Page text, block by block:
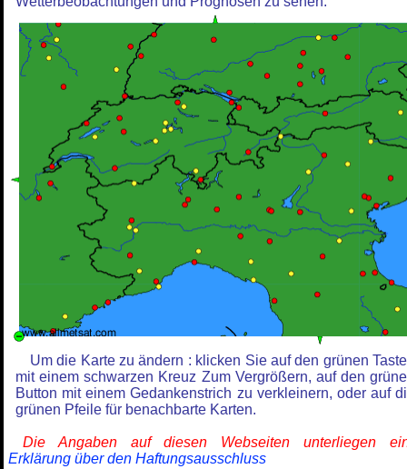
Um die Karte zu ändern : klicken Sie auf den grünen
mit einem schwarzen Kreuz Zum Vergrößern, auf den
Button mit einem Gedankenstrich zu verkleinern, oder auf
grünen Pfeile für benachbarte Karten.
Die Angaben auf diesen Webseiten unterliegen
Erklärung über den Haftungsausschluss